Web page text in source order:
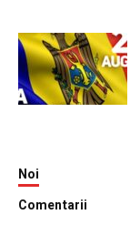
Noi
Comentarii